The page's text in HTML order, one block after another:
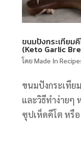
ขนมปังกระเทียม
(Keto Garlic
โดย Made In
ขนมปังกระเทีย
และวิธีทำง่ายๆ
ซุปเห็ดคีโต หรื